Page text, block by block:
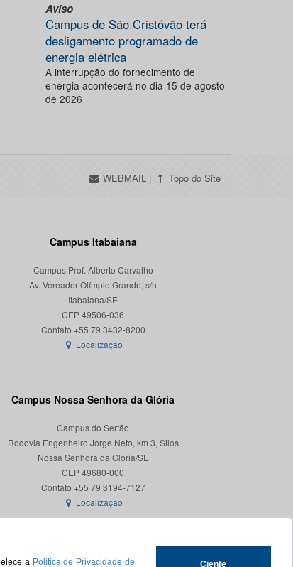
a Política de Privacidade de Ciente
Aviso
Campus de São Cristóvão terá
desligamento programado de
energia elétrica
A interrupção do fornecimento de
energia acontecerá no dia 15 de agosto
de 2026
WEBMAIL | Topo do Site
Campus Itabaiana
Campus Prof. Alberto Carvalho
Av. Vereador Olímpio Grande, s/n
Itabaiana/SE
CEP 49506-036
Localização
Campus Nossa Senhora da Glória
Campus do Sertão
Rodovia Engenheiro Jorge Neto, km 3, Silos
Nossa Senhora da Glória/SE
CEP 49680-000
Contato +55 79 3194-7127
Localização